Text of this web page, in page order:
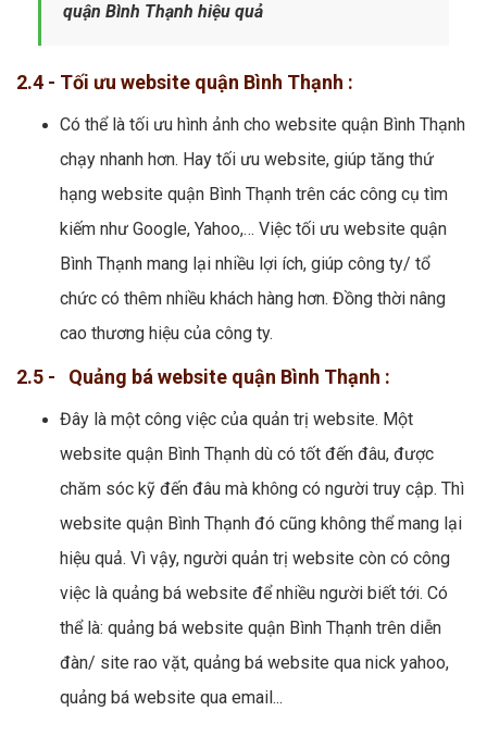
quận Bình Thạnh hiệu quả
2.4 - Tối ưu website quận Bình Thạnh :
Có thể là tối ưu hình ảnh cho website quận Bình Thạnh
chạy nhanh hơn. Hay tối ưu website, giúp tăng thứ
hạng website quận Bình Thạnh trên các công cụ tìm
kiếm như Google, Yahoo,… Việc tối ưu website quận
Bình Thạnh mang lại nhiều lợi ích, giúp công ty/ tổ
chức có thêm nhiều khách hàng hơn. Đồng thời nâng
cao thương hiệu của công ty.
2.5 - Quảng bá website quận Bình Thạnh :
Đây là một công việc của quản trị website. Một
website quận Bình Thạnh dù có tốt đến đâu, được
chăm sóc kỹ đến đâu mà không có người truy cập. Thì
website quận Bình Thạnh đó cũng không thể mang lại
hiệu quả. Vì vậy, người quản trị website còn có công
việc là quảng bá website để nhiều người biết tới. Có
thể là: quảng bá website quận Bình Thạnh trên diễn
đàn/ site rao vặt, quảng bá website qua nick yahoo,
quảng bá website qua email...